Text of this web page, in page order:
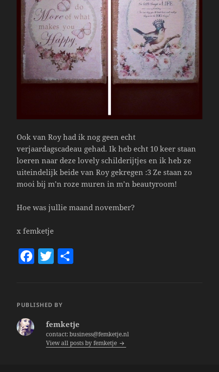
Ook van Roy had ik nog geen echt
verjaardagscadeau gehad. Ik heb echt 10 keer staan
loeren naar deze lovely schilderijtjes en ik heb ze
uiteindelijk beide van Roy gekregen :3 Ze staan zo
mooi bij m’n roze muren in m’n beautyroom!
Hoe was jullie maand november?
x femketje
F
e
T
er
PUBLISHED BY
femketje
contact: business@femketje.nl
View all posts by femketje